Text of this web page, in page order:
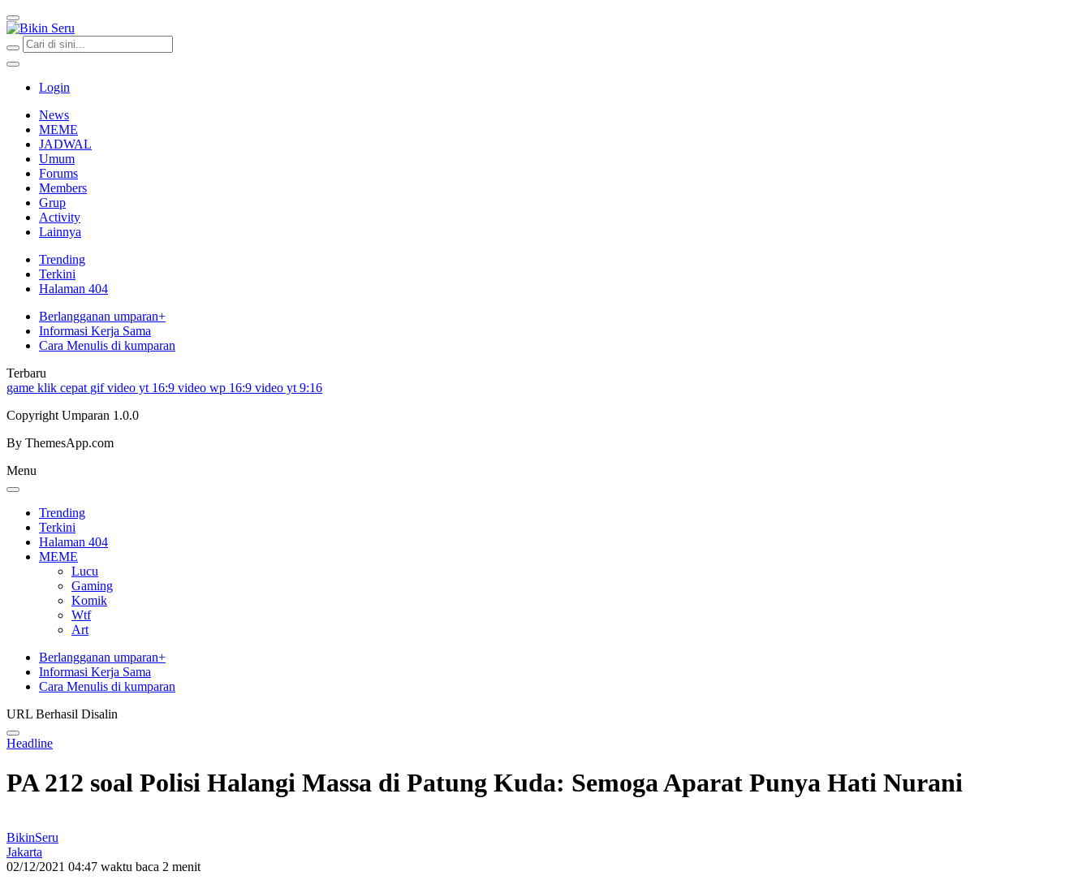
Bikin Seru
Login
News
MEME
JADWAL
Umum
Forums
Members
Grup
Activity
Lainnya
Trending
Terkini
Halaman 404
Berlangganan umparan+
Informasi Kerja Sama
Cara Menulis di kumparan
Terbaru
game klik cepat gif video yt 16:9 video wp 16:9 video yt 9:16
Copyright Umparan 1.0.0
By ThemesApp.com
Menu
Trending
Terkini
Halaman 404
MEME
Lucu
Gaming
Komik
Wtf
Art
Berlangganan umparan+
Informasi Kerja Sama
Cara Menulis di kumparan
URL Berhasil Disalin
Headline
PA 212 soal Polisi Halangi Massa di Patung Kuda: Semoga Aparat Punya Hati Nurani
BikinSeru
Jakarta
02/12/2021 04:47 waktu baca 2 menit